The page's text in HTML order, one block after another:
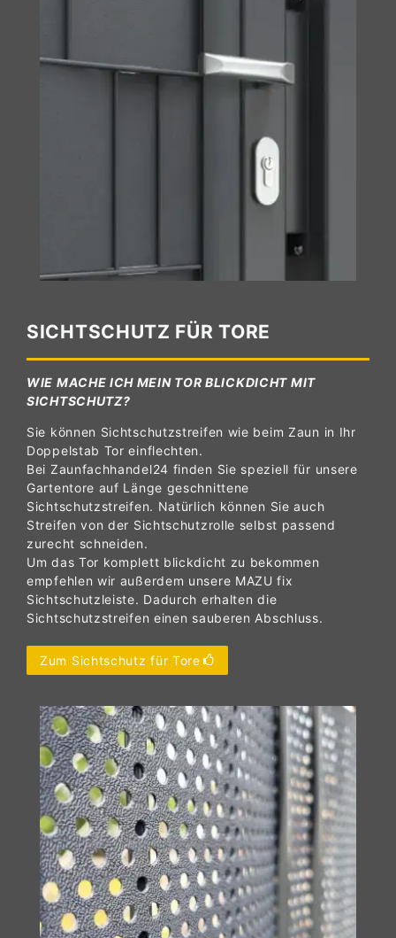
SICHTSCHUTZ FÜR TORE
WIE MACHE ICH MEIN TOR BLICKDICHT MIT
SICHTSCHUTZ?
Sie können Sichtschutzstreifen wie beim Zaun in Ihr
Doppelstab Tor einflechten.
Bei Zaunfachhandel24 finden Sie speziell für unsere
Gartentore auf Länge geschnittene
Sichtschutzstreifen. Natürlich können Sie auch
Streifen von der Sichtschutzrolle selbst passend
zurecht schneiden.
Um das Tor komplett blickdicht zu bekommen
empfehlen wir außerdem unsere MAZU fix
Sichtschutzleiste. Dadurch erhalten die
Sichtschutzstreifen einen sauberen Abschluss.
Zum Sichtschutz für Tore